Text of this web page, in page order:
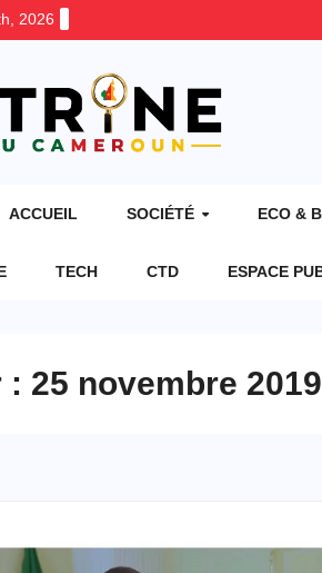
2026
ACCUEIL SOCIÉTÉ ECO &
TECH CTD ESPACE
: 25 novembre 2019